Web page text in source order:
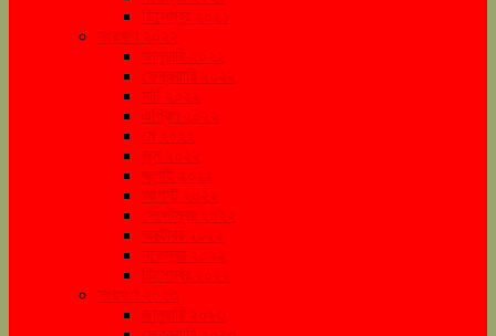
ডিসেম্বর ২০২১
সংরক্ষণ ২০২২
জানুয়ারি ২০২২
ফেব্রুয়ারি ২০২২
মার্চ ২০২২
এপ্রিল ২০২২
মে ২০২২
জুন ২০২২
জুলাই ২০২২
আগস্ট ২০২২
সেপ্টেম্বর ২০২২
অক্টোবর ২০২২
নভেম্বর ২০২২
ডিসেম্বর ২০২২
সংরক্ষণ ২০২৩
জানুয়ারি ২০২৩